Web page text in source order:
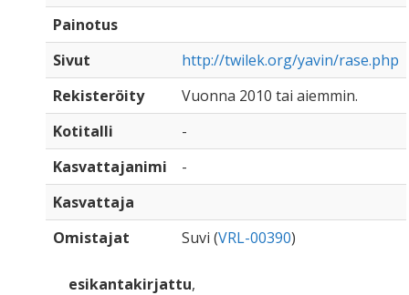
Painotus
Sivut
http://twilek.org/yavin/rase.php
Rekisteröity
Vuonna 2010 tai aiemmin.
Kotitalli
-
Kasvattajanimi
-
Kasvattaja
Omistajat
Suvi (VRL-00390)
esikantakirjattu,